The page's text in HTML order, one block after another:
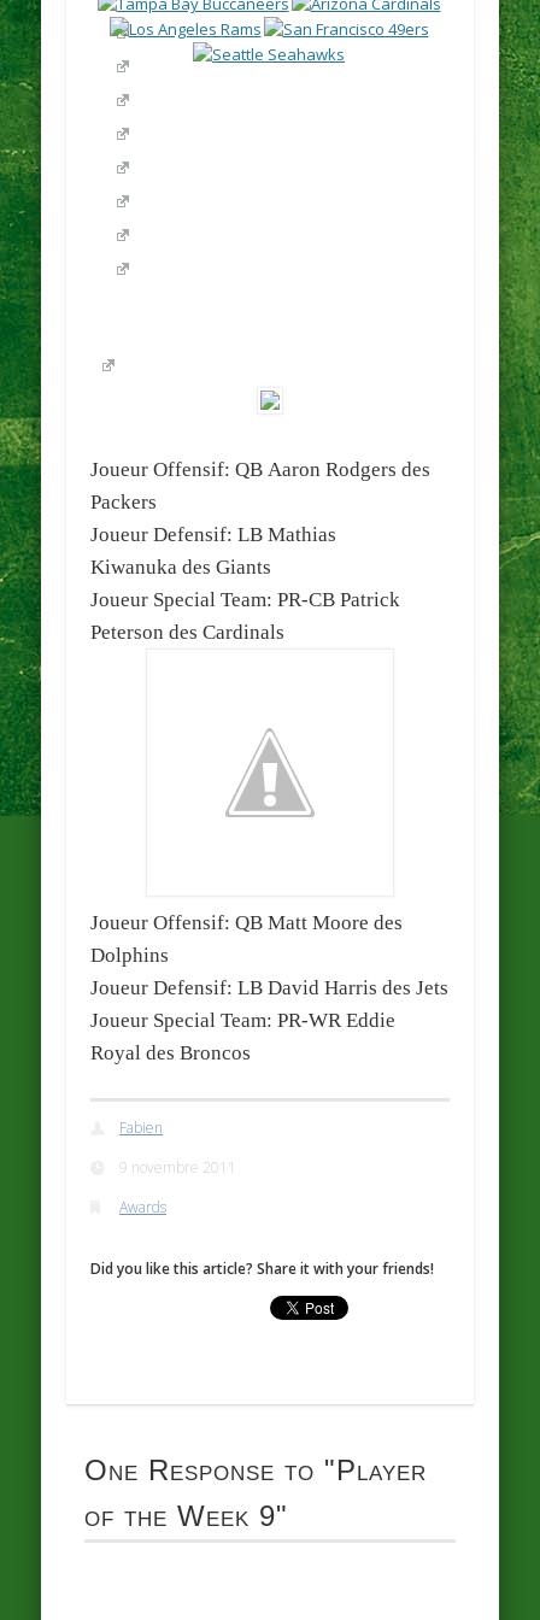
Joueur Offensif: QB Aaron Rodgersdes
Packers
Joueur Defensif: LBMathias
Kiwanukades Giants
Joueur Special Team: PR-CBPatrick
Peterson des Cardinals
Joueur Offensif: QB Matt Mooredes
Dolphins
Joueur Defensif: LB David Harris des Jets
Joueur Special Team: PR-WREddie
Royal des Broncos
Fabien
9 novembre 2011
Awards
Did you like this article? Share it with your friends!
One Response to "Player
of the Week 9"